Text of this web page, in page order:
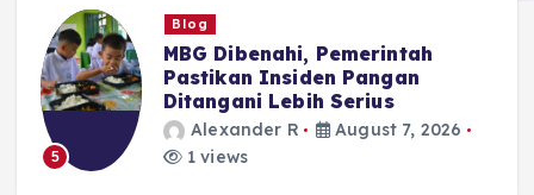
5
Blog
MBG Dibenahi, Pemerintah
Pastikan Insiden Pangan
Ditangani Lebih Serius
Alexander R
August 7, 2026
1 views